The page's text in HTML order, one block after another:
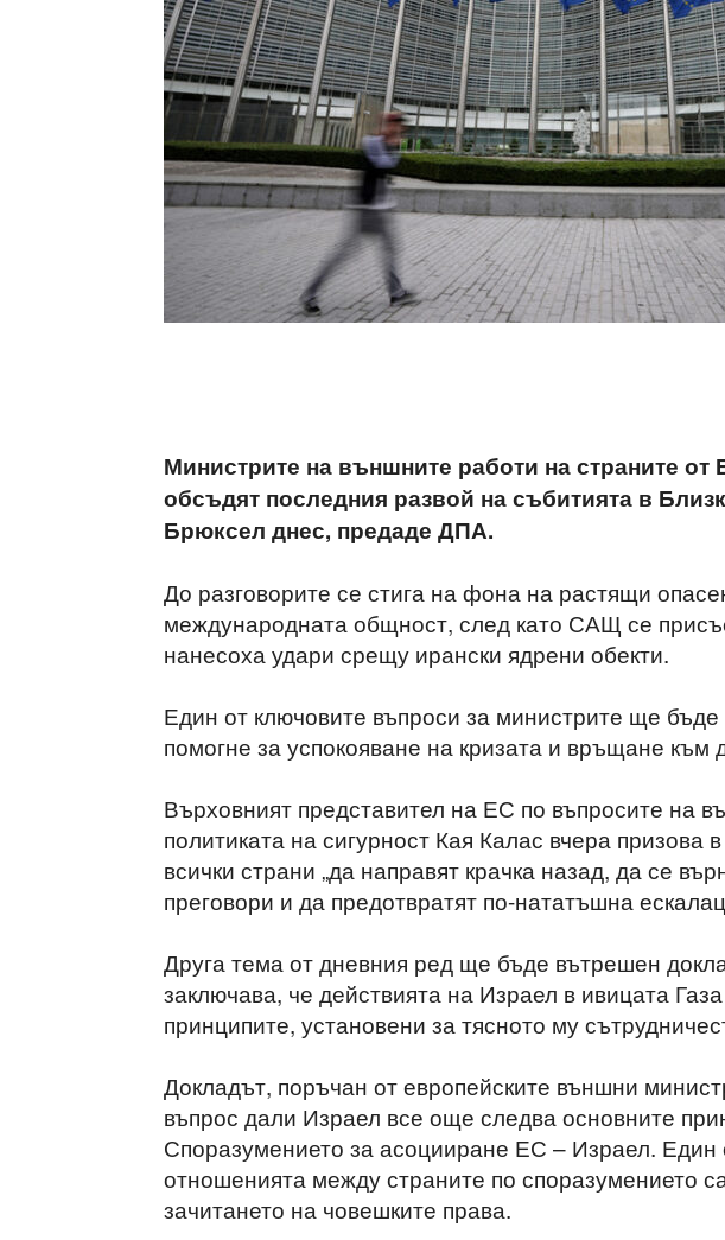
Министрите на външните работи на страните от
обсъдят последния развой на събитията в
Брюксел днес, предаде ДПА.
До разговорите се стига на фона на растящи
международната общност, след като САЩ се
нанесоха удари срещу ирански ядрени обекти.
Един от ключовите въпроси за министрите ще
помогне за успокояване на кризата и връщане към
Върховният представител на ЕС по въпросите на
политиката на сигурност Кая Калас вчера призова
всички страни „да направят крачка назад, да се
преговори и да предотвратят по-нататъшна
Друга тема от дневния ред ще бъде вътрешен
заключава, че действията на Израел в ивицата
принципите, установени за тясното му
Докладът, поръчан от европейските външни
въпрос дали Израел все още следва основните
Споразумението за асоцииране ЕС – Израел. Един
отношенията между страните по споразумението
зачитането на човешките права.